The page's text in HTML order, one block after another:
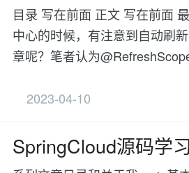
目录 写在前面 正文 写在前面
中心的时候，有注意到自动刷
章呢？笔者认为
2023-04-10
SpringCloud源码学